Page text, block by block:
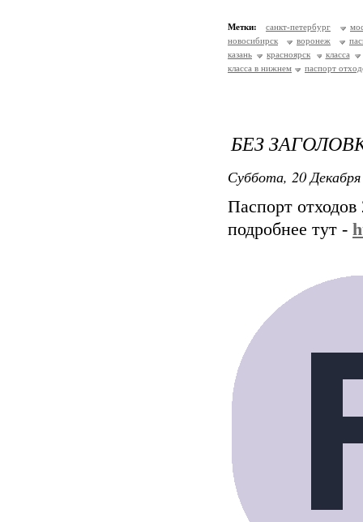
Метки: санкт-петербург
новосибирск
воронеж
казань
красноярск
класса
класса в нижнем
паспорт
БЕЗ
Суббота, 20
Паспорт
подробнее тут -